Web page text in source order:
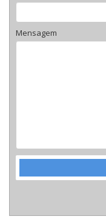
Mensagem